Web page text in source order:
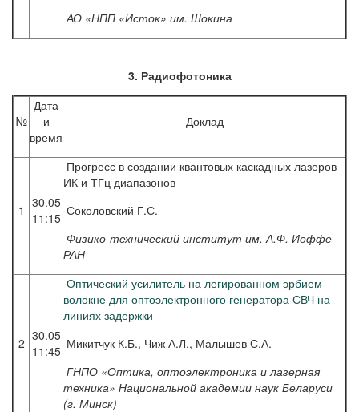
АО «НПП «Исток» им. Шокина
3. Радиофотоника
№
Дата
и
время
Доклад
1 30.05
11:15
Прогресс в создании квантовых каскадных лазеров
ИК и ТГц диапазонов
Соколовский Г.С.
Физико-технический институт им. А.Ф. Иоффе
РАН
2 30.05
11:45
Оптический усилитель на легированном эрбием
волокне для оптоэлектронного генератора СВЧ на
линиях задержки
Микитчук К.Б., Чиж А.Л., Малышев С.А.
ГНПО «Оптика, оптоэлектроника и лазерная
техника» Национальной академии наук Беларуси
(г. Минск)